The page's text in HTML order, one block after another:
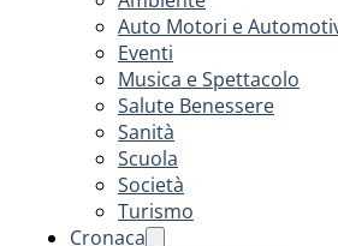
Auto Motori e
Eventi
Musica e Spettacolo
Salute Benessere
Sanità
Scuola
Società
Turismo
Cronaca